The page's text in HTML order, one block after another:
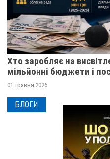
Хто заробляє на
мільйонні бюджети і
01 травня 2026
БЛОГИ